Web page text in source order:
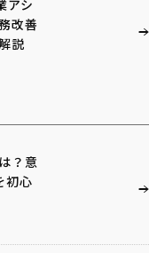
シ
改善
説
？意
初心